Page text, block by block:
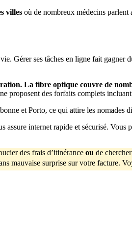
villes où de nombreux médecins parlent
Gérer ses tâches en ligne fait
La fibre optique couvre de
proposent des forfaits complets
et Porto, ce qui attire les nomades
assure internet rapide et sécurisé.
des frais d’itinérance ou de
mauvaise surprise sur votre facture.